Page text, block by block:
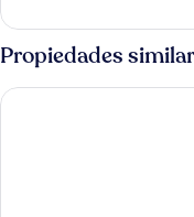
from
the
ocean)
de
campaña
superior,
alberca
privada
Propiedades
Le Cliff Bali